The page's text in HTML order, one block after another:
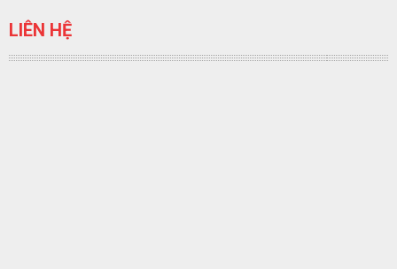
LIÊN HỆ